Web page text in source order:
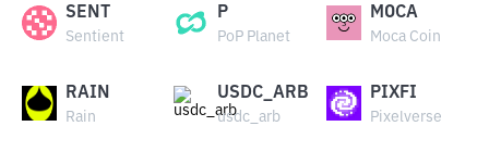
SENT
Sentient
P
PoP Planet
MOCA
Moca Coin
RAIN
Rain
USDC_ARB
usdc_arb
PIXFI
Pixelverse